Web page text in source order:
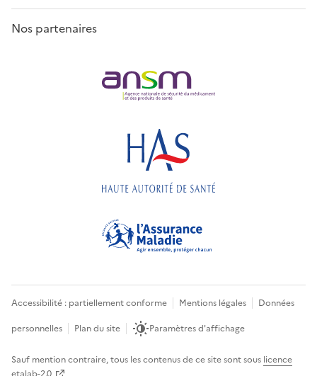
Nos partenaires
Accessibilité : partiellement conforme Mentions légales
Données
personnelles
Plan du site Paramètres d'affichage
Sauf mention contraire, tous les contenus de ce site sont sous licence